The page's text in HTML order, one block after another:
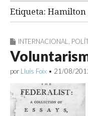
Etiqueta: Hamilton
INTERNACIONAL
por Lluís Foix • 21/08/